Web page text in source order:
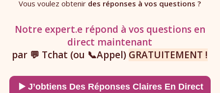
Vous voulez obtenir des réponses à vos questions ?
Notre expert.e répond à vos questions en
direct maintenant
par 💬 Tchat (ou 📞Appel) GRATUITEMENT !